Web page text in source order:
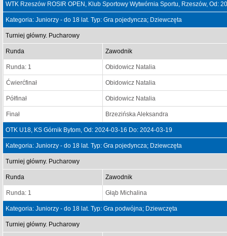
WTK Rzeszów ROSIR OPEN, Klub Sportowy Wytwórnia Sportu, Rzeszów, Od:
Kategoria: Juniorzy - do 18 lat. Typ: Gra pojedyncza; Dziewczęta
Turniej główny. Pucharowy
Runda Zawodnik
Runda: 1 Obidowicz Natalia
Ćwierćfinał Obidowicz Natalia
Półfinał Obidowicz Natalia
Finał Brzezińska Aleksandra
OTK U18, KS Górnik Bytom, Od: 2024-03-16 Do: 2024-03-19
Kategoria: Juniorzy - do 18 lat. Typ: Gra pojedyncza; Dziewczęta
Turniej główny. Pucharowy
Runda Zawodnik
Runda: 1 Głąb Michalina
Kategoria: Juniorzy - do 18 lat. Typ: Gra podwójna; Dziewczęta
Turniej główny. Pucharowy